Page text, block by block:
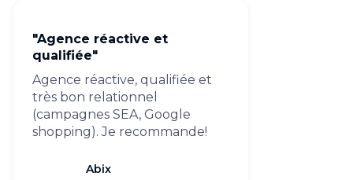
"Agence réactive et
qualifiée"
Agence réactive, qualifiée et
très bon relationnel
(campagnes SEA, Google
shopping). Je recommande!
Abix